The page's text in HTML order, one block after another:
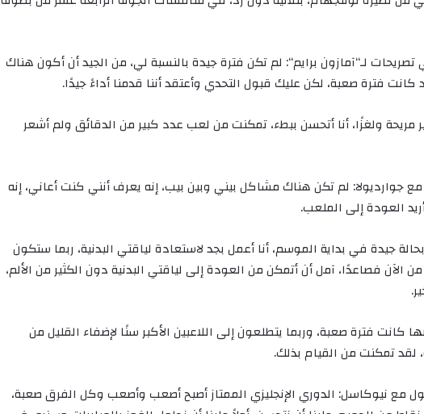
تصريحات لـ“آمازونبرايم“: لمتكن فترةجيدةبالنسبة لي، من الجيدأنأكونهناك
كانت فترةصعبة، لكنعليك قبول التحدي وأعتقدأننا قدمناأداءًجيدًا.
مريحة ولغزًا،أناأتحسنببطء،تمكنتمن لعبعدد كبيرمن الدقائق ولمأشعر
معجوارديولا: لمتكنهناكمشاكلبيني وبينبيب،إنهيعرفأنني كنتأعاني،إنه
العودةإلى الملعب.
بحالةجيدة فيبداية الموسم،أناأعملبجدلاستعادة لياقتي البدنية، ربما ستكون
من الآن فصاعدًا، آملأنأتمكنمن العودةإلى لياقتي البدنيةدون الكثيرمن الألم،
.
كانت فترةصعبة، وربما يتطلعونإلى اللاعبين الأكبرسنًا لإضفاء القليلمن
لقدتمكنتمن القيامبذلك.
معنيوكاسل: الدوري الإنجليزي الممتازأصبحأصعب وأصعب وكل الفرقصعبة،